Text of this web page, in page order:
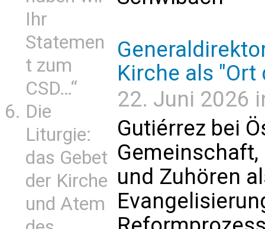
Ihr
Statemen
t zum
CSD…“
Die
Liturgie:
das Gebet
der Kirche
und Atem
Kirche als "Ort
22. Juni 2026
Gutiérrez bei
und Zuhören